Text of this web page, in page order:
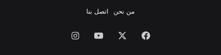
من نحن
اتصل بنا
فيسبوك يوتيوبانستقرام